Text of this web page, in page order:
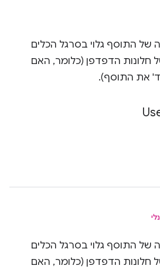
של התוסף גלוי בסרגל הכלים
חלונות הדפדפן (כלומר, האם
את התוסף).
של התוסף גלוי בסרגל הכלים
חלונות הדפדפן (כלומר, האם